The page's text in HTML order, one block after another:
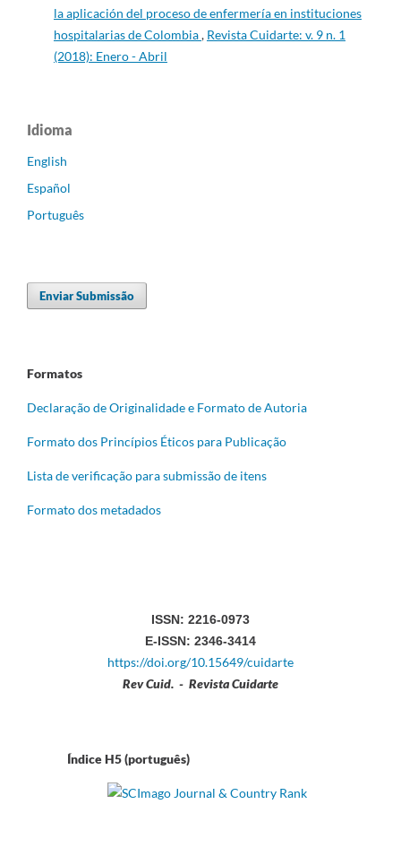
la aplicación del proceso de enfermería en instituciones
hospitalarias de Colombia, Revista Cuidarte: v. 9 n. 1
(2018): Enero - Abril
Idioma
English
Español
Português
Enviar Submissão
Formatos
Declaração de Originalidade e Formato de Autoria
Formato dos Princípios Éticos para Publicação
Lista de verificação para submissão de itens
Formato dos metadados
ISSN: 2216-0973
E-ISSN: 2346-3414
https://doi.org/10.15649/cuidarte
Rev Cuid. - Revista Cuidarte
Índice H5 (português)